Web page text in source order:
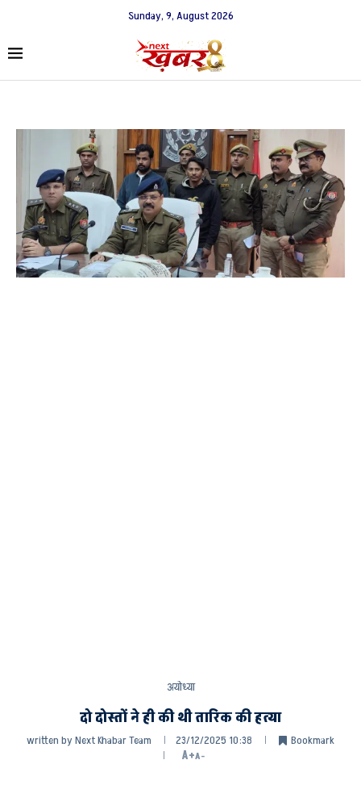
Sunday, 9, August 2026
अयोध्या
दो दोस्तों ने ही की थी तारिक की हत्या
written byNext Khabar Team 23/12/2025 10:38
Bookmark
A+A-